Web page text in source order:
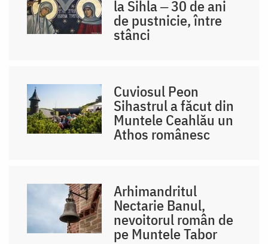
la Sihla ‒ 30 de ani
de pustnicie, între
stânci
Cuviosul Peon
Sihastrul a făcut din
Muntele Ceahlău un
Athos românesc
Arhimandritul
Nectarie Banul,
nevoitorul român de
pe Muntele Tabor